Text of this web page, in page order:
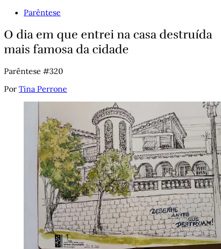
Parêntese
O dia em que entrei na casa destruída
mais famosa da cidade
Parêntese #320
Por Tina Perrone